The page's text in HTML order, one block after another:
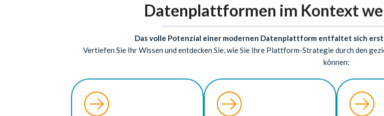
Datenplattformen im Kontext
Das volle Potenzial einer modernen Datenplattform entfaltet sich
Vertiefen Sie Ihr Wissen und entdecken Sie, wie Sie Ihre Plattform-Strategie durch den
können: